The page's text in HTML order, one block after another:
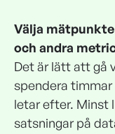
Välja
och andra
Det är lätt att gå
spendera
letar efter. Minst
satsningar på